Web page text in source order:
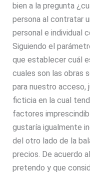
bien a la pregunta
persona al contratar
personal e individual
Siguiendo el
que establecer cuál
cuales son las obras
para nuestro acceso,
ficticia en la cual
factores
gustaría igualmente
del otro lado de la
precios. De acuerdo
pretendo y que